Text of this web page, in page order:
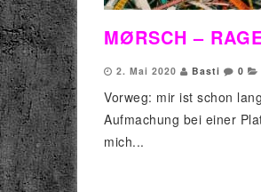
MØRSCH –
2. Mai 2020 Basti 0
Vorweg: mir ist schon
Aufmachung bei einer
mich...